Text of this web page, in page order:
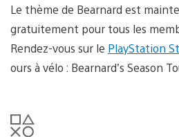
Le thème de Bearnard est
gratuitement pour tous les
Rendez-vous sur le PlayStation
ours à vélo : Bearnard’s Season